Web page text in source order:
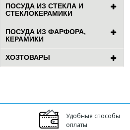
ПОСУДА ИЗ СТЕКЛА И
СТЕКЛОКЕРАМИКИ
ПОСУДА ИЗ ФАРФОРА,
КЕРАМИКИ
ХОЗТОВАРЫ
Удобные способы
оплаты